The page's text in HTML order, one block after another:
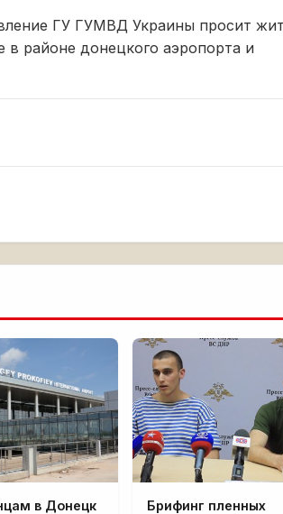
ГУ ГУМВД Украины просит
в районе донецкого аэропорта и
в Донецк
Брифинг пленных